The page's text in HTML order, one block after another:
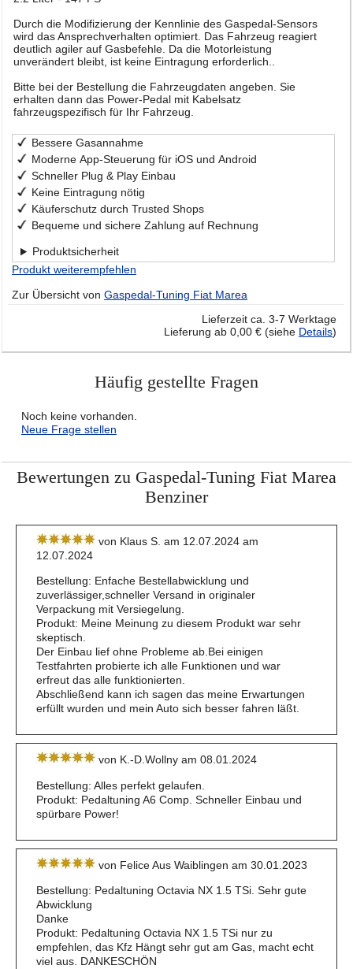
Durch die Modifizierung der Kennlinie des Gaspedal-Sensors
wird das Ansprechverhalten optimiert. Das Fahrzeug reagiert
deutlich agiler auf Gasbefehle. Da die Motorleistung
unverändert bleibt, ist keine Eintragung erforderlich..
Bitte bei der Bestellung die Fahrzeugdaten angeben. Sie
erhalten dann das Power-Pedal mit Kabelsatz
fahrzeugspezifisch für Ihr Fahrzeug.
Bessere Gasannahme
Moderne App-Steuerung für iOS und Android
Schneller Plug & Play Einbau
Keine Eintragung nötig
Käuferschutz durch Trusted Shops
Bequeme und sichere Zahlung auf Rechnung
Produktsicherheit
Produkt weiterempfehlen
Zur Übersicht von Gaspedal-Tuning Fiat Marea
Lieferzeit ca. 3-7 Werktage
Lieferung ab 0,00 € (siehe Details)
Häufig gestellte Fragen
Noch keine vorhanden.
Neue Frage stellen
Bewertungen zu Gaspedal-Tuning Fiat Marea
Benziner
von Klaus S. am 12.07.2024 am
12.07.2024
Bestellung: Enfache Bestellabwicklung und
zuverlässiger,schneller Versand in originaler
Verpackung mit Versiegelung.
Produkt: Meine Meinung zu diesem Produkt war sehr
skeptisch.
Der Einbau lief ohne Probleme ab.Bei einigen
Testfahrten probierte ich alle Funktionen und war
erfreut das alle funktionierten.
Abschließend kann ich sagen das meine Erwartungen
erfüllt wurden und mein Auto sich besser fahren läßt.
von K.-D.Wollny am 08.01.2024
Bestellung: Alles perfekt gelaufen.
Produkt: Pedaltuning A6 Comp. Schneller Einbau und
spürbare Power!
von Felice Aus Waiblingen am 30.01.2023
Bestellung: Pedaltuning Octavia NX 1.5 TSi. Sehr gute
Abwicklung
Danke
Produkt: Pedaltuning Octavia NX 1.5 TSi nur zu
empfehlen, das Kfz Hängt sehr gut am Gas, macht echt
viel aus. DANKESCHÖN